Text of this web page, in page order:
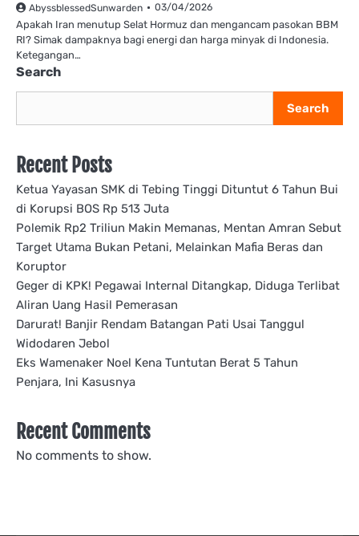
AbyssblessedSunwarden 03/04/2026
Apakah Iran menutup Selat Hormuz dan mengancam pasokan BBM
RI? Simak dampaknya bagi energi dan harga minyak di Indonesia.
Ketegangan…
Search
Search
Recent Posts
Ketua Yayasan SMK di Tebing Tinggi Dituntut 6 Tahun Bui
di Korupsi BOS Rp 513 Juta
Polemik Rp2 Triliun Makin Memanas, Mentan Amran Sebut
Target Utama Bukan Petani, Melainkan Mafia Beras dan
Koruptor
Geger di KPK! Pegawai Internal Ditangkap, Diduga Terlibat
Aliran Uang Hasil Pemerasan
Darurat! Banjir Rendam Batangan Pati Usai Tanggul
Widodaren Jebol
Eks Wamenaker Noel Kena Tuntutan Berat 5 Tahun
Penjara, Ini Kasusnya
Recent Comments
No comments to show.